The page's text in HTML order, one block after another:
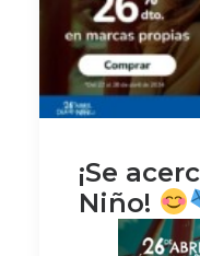
¡Se
Niño!